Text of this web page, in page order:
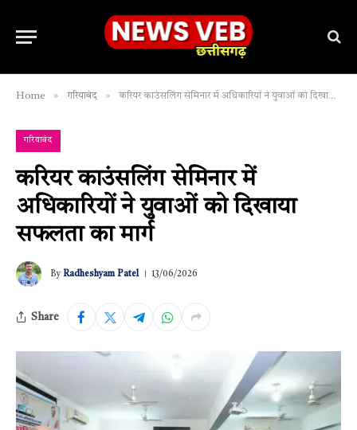
Home » गरियाबंद » करियर काउंसलिंग सेमिनार में अधिकारियों ने युवाओं को दिखाया सफलता का मार्ग
गरियाबंद
करियर काउंसलिंग सेमिनार में
अधिकारियों ने युवाओं को दिखाया
सफलता का मार्ग
By Radheshyam Patel 13/06/2026
Share